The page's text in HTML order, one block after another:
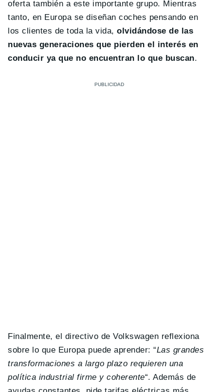
oferta también a este importante grupo. Mientras
tanto, en Europa se diseñan coches pensando en
los clientes de toda la vida, olvidándose de las
nuevas generaciones que pierden el interés en
conducir ya que no encuentran lo que buscan.
Finalmente, el directivo de Volkswagen reflexiona
sobre lo que Europa puede aprender: “Las grandes
transformaciones a largo plazo requieren una
política industrial firme y coherente“. Además de